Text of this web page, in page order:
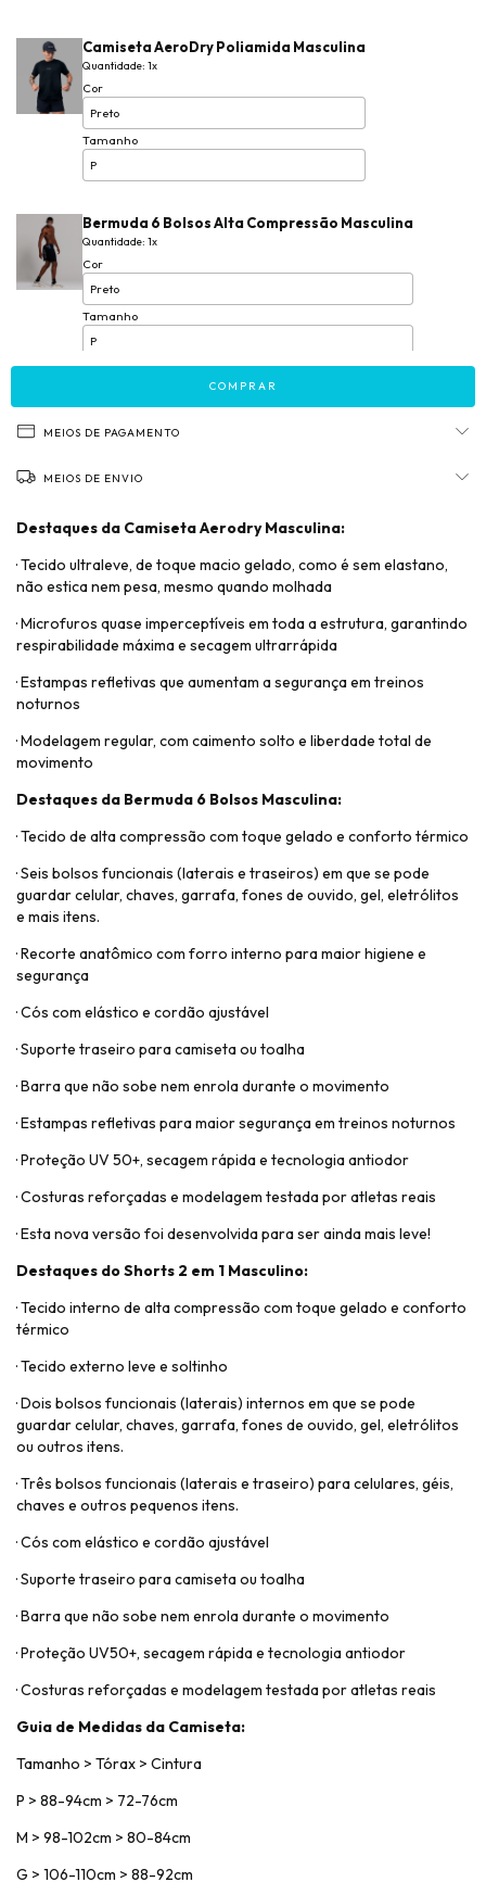
Camiseta AeroDry Poliamida Masculina
Quantidade: 1x
Cor
Tamanho
Bermuda 6 Bolsos Alta Compressão Masculina
Quantidade: 1x
Cor
Tamanho
Cor
COMPRAR
MEIOS DE PAGAMENTO
MEIOS DE ENVIO
Destaques da Camiseta Aerodry Masculina:
· Tecido ultraleve, de toque macio gelado, como é sem elastano,
não estica nem pesa, mesmo quando molhada
· Microfuros quase imperceptíveis em toda a estrutura, garantindo
respirabilidade máxima e secagem ultrarrápida
· Estampas refletivas que aumentam a segurança em treinos
noturnos
· Modelagem regular, com caimento solto e liberdade total de
movimento
Destaques da Bermuda 6 Bolsos Masculina:
· Tecido de alta compressão com toque gelado e conforto térmico
· Seis bolsos funcionais (laterais e traseiros) em que se pode
guardar celular, chaves, garrafa, fones de ouvido, gel, eletrólitos
e mais itens.
· Recorte anatômico com forro interno para maior higiene e
segurança
· Cós com elástico e cordão ajustável
· Suporte traseiro para camiseta ou toalha
· Barra que não sobe nem enrola durante o movimento
· Estampas refletivas para maior segurança em treinos noturnos
· Proteção UV 50+, secagem rápida e tecnologia antiodor
· Costuras reforçadas e modelagem testada por atletas reais
· Esta nova versão foi desenvolvida para ser ainda mais leve!
Destaques do Shorts 2 em 1 Masculino:
· Tecido interno de alta compressão com toque gelado e conforto
térmico
· Tecido externo leve e soltinho
· Dois bolsos funcionais (laterais) internos em que se pode
guardar celular, chaves, garrafa, fones de ouvido, gel, eletrólitos
ou outros itens.
· Três bolsos funcionais (laterais e traseiro) para celulares, géis,
chaves e outros pequenos itens.
· Cós com elástico e cordão ajustável
· Suporte traseiro para camiseta ou toalha
· Barra que não sobe nem enrola durante o movimento
· Proteção UV50+, secagem rápida e tecnologia antiodor
· Costuras reforçadas e modelagem testada por atletas reais
Guia de Medidas da Camiseta:
Tamanho > Tórax > Cintura
P > 88-94cm > 72-76cm
M > 98-102cm > 80-84cm
G > 106-110cm > 88-92cm